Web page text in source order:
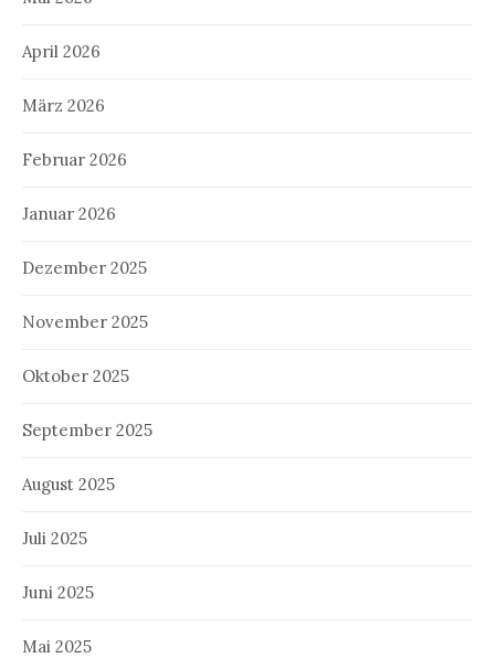
April 2026
März 2026
Februar 2026
Januar 2026
Dezember 2025
November 2025
Oktober 2025
September 2025
August 2025
Juli 2025
Juni 2025
Mai 2025